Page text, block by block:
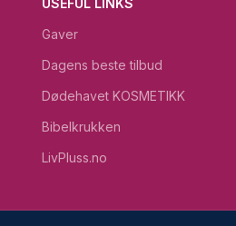
USEFUL LINKS
Gaver
Dagens beste tilbud
Dødehavet KOSMETIKK
Bibelkrukken
LivPluss.no